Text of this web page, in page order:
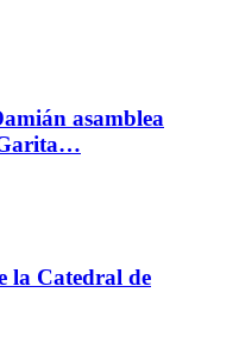
asamblea
la Catedral de